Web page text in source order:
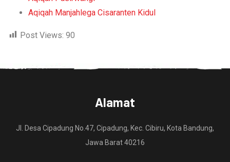
Aqiqah Manjahlega Cisaranten Kidul
Post Views: 90
Alamat
Jl. Desa Cipadung No.47, Cipadung, Kec. Cibiru, Kota Bandung,
Jawa Barat 40216